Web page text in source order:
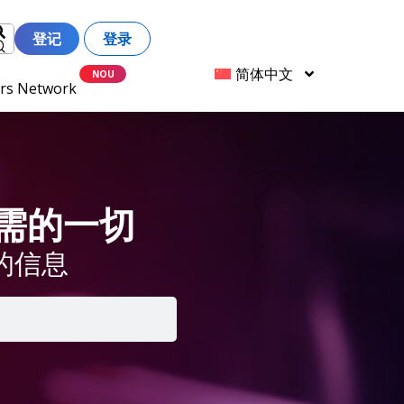
登记 登录
Network
简体中文
的一切
信息